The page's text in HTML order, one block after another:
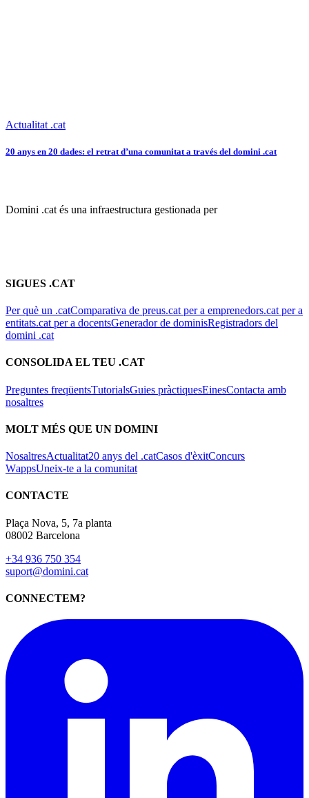
Actualitat .cat
20 anys en 20 dades: el retrat d’una comunitat a través del domini .cat
Domini .cat és una infraestructura gestionada per
SIGUES .CAT
Per què un .catComparativa de preus.cat per a emprenedors.cat per a
entitats.cat per a docentsGenerador de dominisRegistradors del
domini .cat
CONSOLIDA EL TEU .CAT
Preguntes freqüentsTutorialsGuies pràctiquesEinesContacta amb
nosaltres
MOLT MÉS QUE UN DOMINI
NosaltresActualitat20 anys del .catCasos d'èxitConcurs
WappsUneix-te a la comunitat
CONTACTE
Plaça Nova, 5, 7a planta
08002 Barcelona
+34 936 750 354
suport@domini.cat
CONNECTEM?